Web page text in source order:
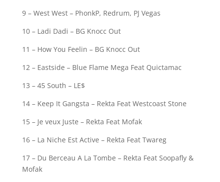
9 – West West – PhonkP, Redrum, PJ Vegas
10 – Ladi Dadi – BG Knocc Out
11 – How You Feelin – BG Knocc Out
12 – Eastside – Blue Flame Mega Feat Quictamac
13 – 45 South – LE$
14 – Keep It Gangsta – Rekta Feat Westcoast Stone
15 – Je veux Juste – Rekta Feat Mofak
16 – La Niche Est Active – Rekta Feat Twareg
17 – Du Berceau A La Tombe – Rekta Feat Soopafly &
Mofak